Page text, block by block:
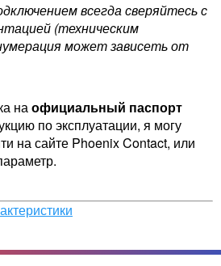
всегда сверяйтесь с
(техническим
может зависеть от
наофициальный паспорт
по эксплуатации, я могу
на сайте Phoenix Contact, или